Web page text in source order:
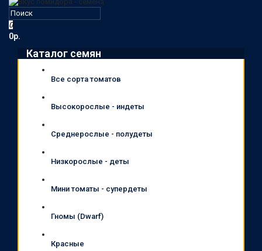
0
0р.
Каталог семян
Все сорта томатов
Высокорослые - индеты
Среднерослые - полудеты
Низкорослые - деты
Мини томаты - супердеты
Гномы (Dwarf)
Красные